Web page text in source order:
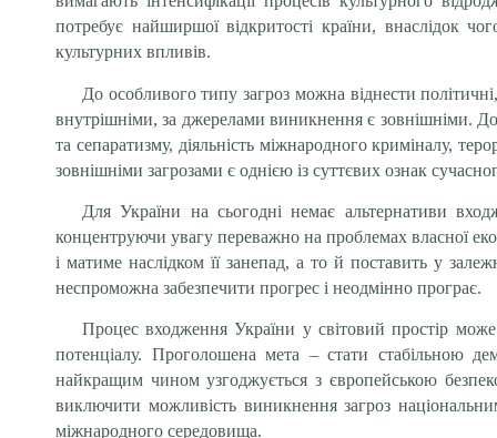
потребує найширшої відкритості країни, внаслідок
культурних впливів.
До особливого типу загроз можна віднести
внутрішніми, за джерелами виникнення є зовнішніми. До
та сепаратизму, діяльність міжнародного криміналу,
зовнішніми загрозами є однією із суттєвих ознак
Для України на сьогодні немає альтернативи
концентруючи увагу переважно на проблемах власної
і матиме наслідком її занепад, а то й поставить у
неспроможна забезпечити прогрес і неодмінно програє.
Процес входження України у світовий простір може
потенціалу. Проголошена мета – стати стабільною
найкращим чином узгоджується з європейською
виключити можливість виникнення загроз
міжнародного середовища.